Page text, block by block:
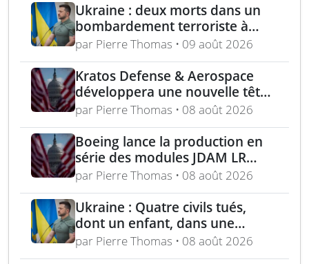
Ukraine : deux morts dans un
bombardement terroriste à
Kharkiv – acquisition turque de
lance-roquettes M270 et
missiles ATACMS
par Pierre Thomas • 09 août 2026
Kratos Defense & Aerospace
développera une nouvelle tête
chercheuse pour les missiles
FGM-148 Javelin
par Pierre Thomas • 08 août 2026
Boeing lance la production en
série des modules JDAM LR
pour frappes de précision
longue portée
par Pierre Thomas • 08 août 2026
Ukraine : Quatre civils tués,
dont un enfant, dans une
attaque russe par missile
balistique sur Kiev – Deux
par Pierre Thomas • 08 août 2026